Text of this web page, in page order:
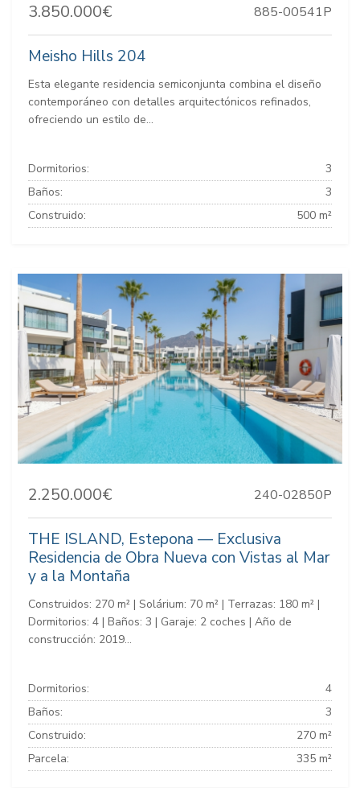
3.850.000€ 885-00541P
Meisho Hills 204
Esta elegante residencia semiconjunta combina el diseño
contemporáneo con detalles arquitectónicos refinados,
ofreciendo un estilo de...
Dormitorios:
3
Baños:
3
Construido:
500 m²
2.250.000€ 240-02850P
THE ISLAND, Estepona — Exclusiva
Residencia de Obra Nueva con Vistas al Mar
y a la Montaña
Construidos: 270 m² | Solárium: 70 m² | Terrazas: 180 m² |
Dormitorios: 4 | Baños: 3 | Garaje: 2 coches | Año de
construcción: 2019...
Dormitorios:
4
Baños:
3
Construido:
270 m²
Parcela:
335 m²